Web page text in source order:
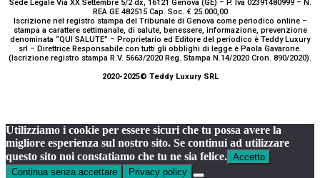
Sede Legale Via XX Settembre 5/2 dx, 16121 Genova (GE) – P. Iva 02391480999 – N.
REA GE 482515 Cap. Soc. € 25.000,00
Iscrizione nel registro stampa del Tribunale di Genova come periodico online –
stampa a carattere settimanale, di salute, benessere, informazione, prevenzione
denominata “QUI SALUTE” – Proprietario ed Editore del periodico è Teddy Luxury
srl – Direttrice Responsabile con tutti gli obblighi di legge è Paola Gavarone.
(Iscrizione registro stampa R.V. 5663/2020 Reg. Stampa N.14/2020 Cron. 890/2020).
2020-2025© Teddy Luxury SRL
Utilizziamo i cookie per essere sicuri che tu possa avere la
migliore esperienza sul nostro sito. Se continui ad utilizzare
questo sito noi constatiamo che tu ne sia felice. Accetto
Continua senza accettare
Privacy policy